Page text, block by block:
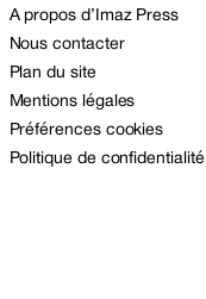
A propos d’Imaz Press
Nous contacter
Plan du site
Mentions légales
Préférences cookies
Politique de confidentialité